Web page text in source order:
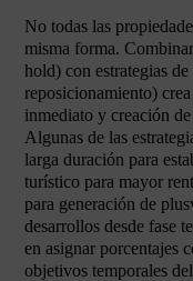
No todas las
misma forma.
hold) con estrategias
reposicionamiento)
inmediato y creación
Algunas de las
larga duración para
turístico para mayor
para generación de
desarrollos desde fase
en asignar porcentajes
objetivos temporales